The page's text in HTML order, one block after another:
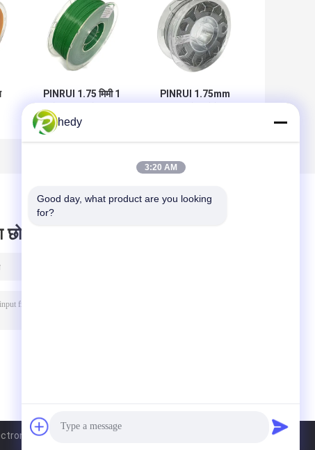
PINRUI 1.75 मिमी 1
किलोग्राम समायोज्य उच्च
गति मास्टरबैच व्यक्तिगत
मोल्डिंग सेवा कच्चे पीएलए
PINRUI 1.75mm
कच्चे कण प्लास्टिक रॉड
दो
Ltd. All Rights Reserved.
hedy
3:20 AM
Good day, what product are you looking
for?